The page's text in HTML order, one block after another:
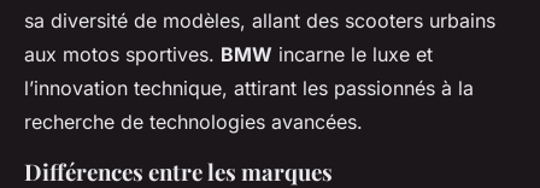
sa diversité de modèles, allant des scooters urbains
aux motos sportives. BMW incarne le luxe et
l’innovation technique, attirant les passionnés à la
recherche de technologies avancées.
Différences entre les marques